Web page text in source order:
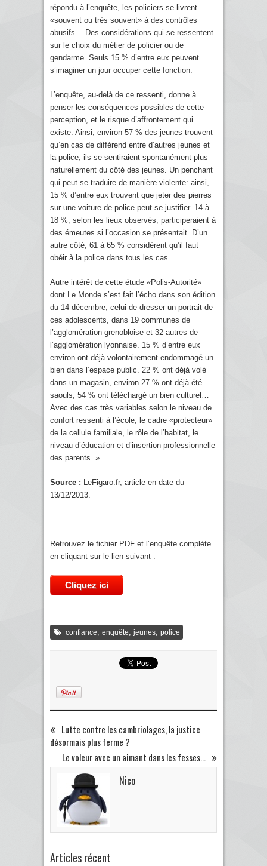
répondu à l’enquête, les policiers se livrent
«souvent ou très souvent» à des contrôles
abusifs… Des considérations qui se ressentent
sur le choix du métier de policier ou de
gendarme. Seuls 15 % d’entre eux peuvent
s’imaginer un jour occuper cette fonction.
L’enquête, au-delà de ce ressenti, donne à
penser les conséquences possibles de cette
perception, et le risque d’affrontement qui
existe. Ainsi, environ 57 % des jeunes trouvent
qu’en cas de différend entre d’autres jeunes et
la police, ils se sentiraient spontanément plus
naturellement du côté des jeunes. Un penchant
qui peut se traduire de manière violente: ainsi,
15 % d’entre eux trouvent que jeter des pierres
sur une voiture de police peut se justifier. 14 à
18 %, selon les lieux observés, participeraient à
des émeutes si l’occasion se présentait. D’un
autre côté, 61 à 65 % considèrent qu’il faut
obéir à la police dans tous les cas.
Autre intérêt de cette étude «Polis-Autorité»
dont Le Monde s’est fait l’écho dans son édition
du 14 décembre, celui de dresser un portrait de
ces adolescents, dans 19 communes de
l’agglomération grenobloise et 32 autres de
l’agglomération lyonnaise. 15 % d’entre eux
environ ont déjà volontairement endommagé un
bien dans l’espace public. 22 % ont déjà volé
dans un magasin, environ 27 % ont déjà été
saouls, 54 % ont téléchargé un bien culturel…
Avec des cas très variables selon le niveau de
confort ressenti à l’école, le cadre «protecteur»
de la cellule familiale, le rôle de l’habitat, le
niveau d’éducation et d’insertion professionnelle
des parents. »
Source : LeFigaro.fr, article en date du
13/12/2013.
Retrouvez le fichier PDF et l’enquête complète
en cliquant sur le lien suivant :
Cliquez ici
confiance, enquête, jeunes, police
Lutte contre les cambriolages, la justice
désormais plus ferme ?
Le voleur avec un aimant dans les fesses...
Nico
Articles récent